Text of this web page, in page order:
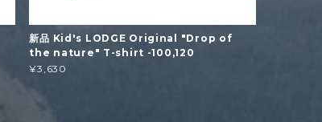
新品 Kid's LODGE Original "Drop of
the nature" T-shirt -100,120
¥3,630